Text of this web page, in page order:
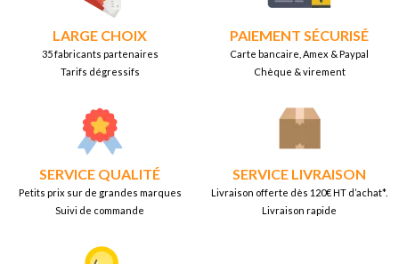
LARGE CHOIX
35 fabricants partenaires
Tarifs dégressifs
PAIEMENT SÉCURISÉ
Carte bancaire, Amex & Paypal
Chèque & virement
SERVICE QUALITÉ
Petits prix sur de grandes marques
Suivi de commande
SERVICE LIVRAISON
Livraison offerte dès 120€ HT d’achat*.
Livraison rapide